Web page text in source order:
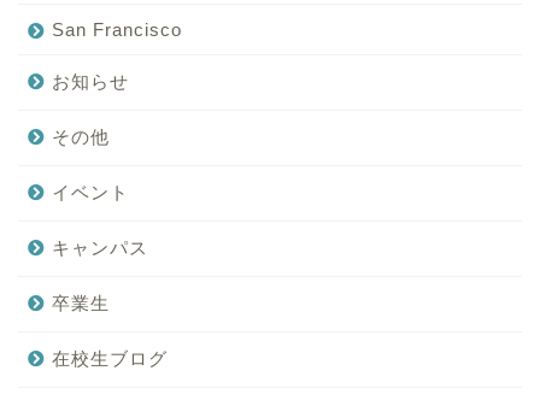
San Francisco
お知らせ
その他
イベント
キャンパス
卒業生
在校生ブログ